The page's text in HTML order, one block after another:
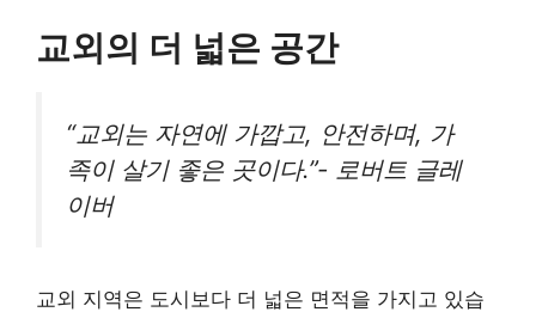
교외의 더 넓은 공간
“교외는 자연에 가깝고, 안전하며, 가
족이 살기 좋은 곳이다.”- 로버트 글레
이버
교외 지역은 도시보다 더 넓은 면적을 가지고 있습